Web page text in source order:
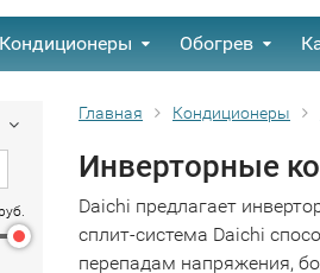
Кондиционеры Обогрев
Главная Кондиционеры
Инверторные
Daichi предлагает
сплит-система Daichi
перепадам напряжения,